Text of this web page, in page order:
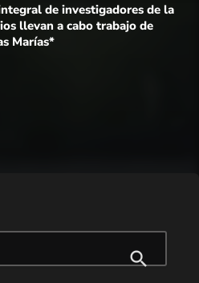
de investigadores de la
llevan a cabo trabajo de
Marías*